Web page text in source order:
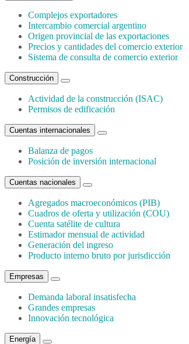
Complejos exportadores
Intercambio comercial argentino
Origen provincial de las exportaciones
Precios y cantidades del comercio exterior
Sistema de consulta de comercio exterior
Construcción
Actividad de la construcción (ISAC)
Permisos de edificación
Cuentas internacionales
Balanza de pagos
Posición de inversión internacional
Cuentas nacionales
Agregados macroeconómicos (PIB)
Cuadros de oferta y utilización (COU)
Cuenta satélite de cultura
Estimador mensual de actividad
Generación del ingreso
Producto interno bruto por jurisdicción
Empresas
Demanda laboral insatisfecha
Grandes empresas
Innovación tecnológica
Energía